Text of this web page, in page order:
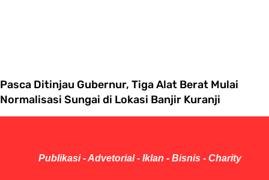
Pasca Ditinjau Gubernur, Tiga Alat Berat Mulai
Normalisasi Sungai di Lokasi Banjir Kuranji
Publikasi - Advetorial - Iklan - Bisnis - Charity